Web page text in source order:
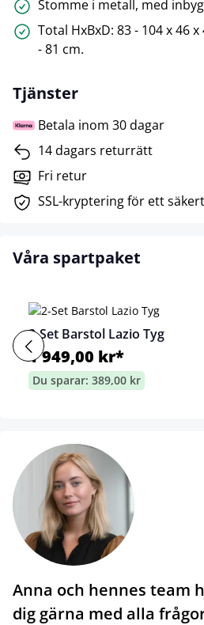
Stomme i metall, med
Total HxBxD: 83 - 104 x 46
- 81 cm.
Tjänster
Betala inom 30 dagar
14 dagars returrätt
Fri retur
SSL-kryptering för ett
Våra spartpaket
2-Set Barstol Lazio Tyg
1 949,00 kr*
Du sparar: 389,00 kr
Anna och hennes team
dig gärna med alla